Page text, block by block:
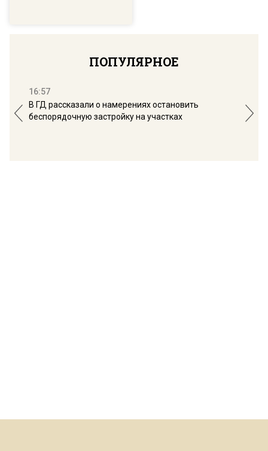
ПОПУЛЯРНОЕ
16:57
В ГД рассказали о намерениях остановить
беспорядочную застройку на участках